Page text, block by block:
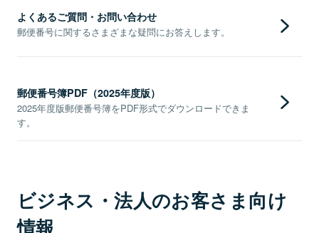
よくあるご質問・お問い合わせ
郵便番号に関するさまざまな疑問にお答えします。
郵便番号簿PDF（2025年度版）
2025年度版郵便番号簿をPDF形式でダウンロードできま
す。
ビジネス・法人のお客さま向け
情報